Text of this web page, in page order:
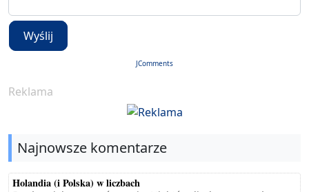
Wyślij
JComments
Reklama
Najnowsze komentarze
Holandia (i Polska) w liczbach